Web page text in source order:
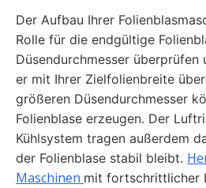
Der Aufbau Ihrer
Rolle für die endgültige
Düsendurchmesser überprüfen
er mit Ihrer Zielfolienbreite
größeren Düsendurchmesser
Folienblase erzeugen. Der
Kühlsystem tragen außerdem
der Folienblase stabil bleibt.
Maschinen mit fortschrittlicher